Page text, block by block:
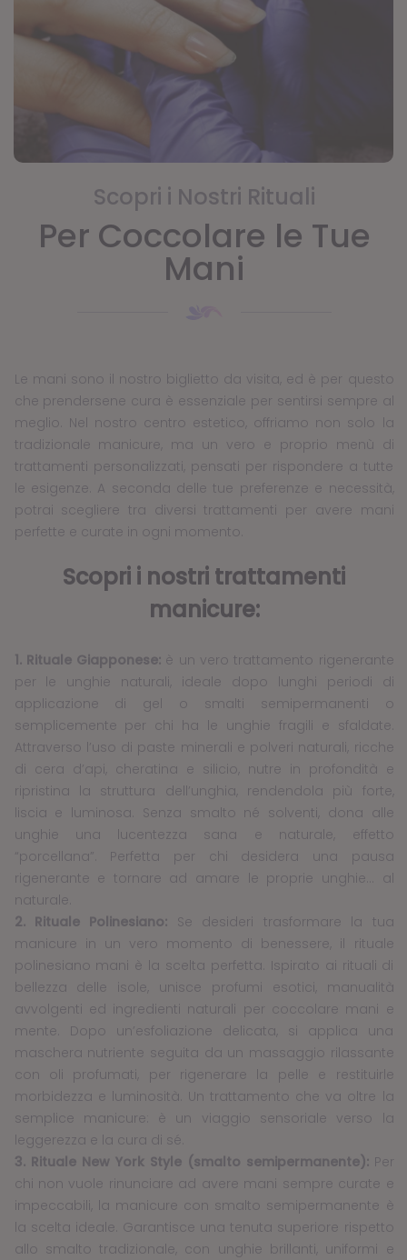
Scopri i Nostri Rituali
Per Coccolare le Tue
Mani
Le mani sono il nostro biglietto da visita, ed è per questo
che prendersene cura è essenziale per sentirsi sempre al
meglio. Nel nostro centro estetico, offriamo non solo la
tradizionale manicure, ma un vero e proprio menù di
trattamenti personalizzati, pensati per rispondere a tutte
le esigenze. A seconda delle tue preferenze e necessità,
potrai scegliere tra diversi trattamenti per avere mani
perfette e curate in ogni momento.
Scopri i nostri trattamenti
manicure:
1. Rituale Giapponese: è un vero trattamento rigenerante
per le unghie naturali, ideale dopo lunghi periodi di
applicazione di gel o smalti semipermanenti o
semplicemente per chi ha le unghie fragili e sfaldate.
Attraverso l’uso di paste minerali e polveri naturali, ricche
di cera d’api, cheratina e silicio, nutre in profondità e
ripristina la struttura dell’unghia, rendendola più forte,
liscia e luminosa. Senza smalto né solventi, dona alle
unghie una lucentezza sana e naturale, effetto
“porcellana”. Perfetta per chi desidera una pausa
rigenerante e tornare ad amare le proprie unghie… al
naturale.
2. Rituale Polinesiano: Se desideri trasformare la tua
manicure in un vero momento di benessere, il rituale
polinesiano mani è la scelta perfetta. Ispirato ai rituali di
bellezza delle isole, unisce profumi esotici, manualità
avvolgenti ed ingredienti naturali per coccolare mani e
mente. Dopo un’esfoliazione delicata, si applica una
maschera nutriente seguita da un massaggio rilassante
con oli profumati, per rigenerare la pelle e restituirle
morbidezza e luminosità. Un trattamento che va oltre la
semplice manicure: è un viaggio sensoriale verso la
leggerezza e la cura di sé.
3. Rituale New York Style (smalto semipermanente): Per
chi non vuole rinunciare ad avere mani sempre curate e
impeccabili, la manicure con smalto semipermanente è
la scelta ideale. Garantisce una tenuta superiore rispetto
allo smalto tradizionale, con unghie brillanti, uniformi e